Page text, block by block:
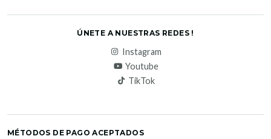
ÚNETE A NUESTRAS REDES !
Instagram
Youtube
TikTok
MÉTODOS DE PAGO ACEPTADOS